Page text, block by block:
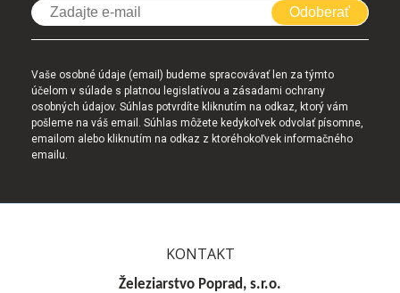
Odoberať
Vaše osobné údaje (email) budeme spracovávať len za týmto
účelom v súlade s platnou legislatívou a zásadami ochrany
osobných údajov. Súhlas potvrdíte kliknutím na odkaz, ktorý vám
pošleme na váš email. Súhlas môžete kedykoľvek odvolať písomne,
emailom alebo kliknutím na odkaz z ktoréhokoľvek informačného
emailu.
KONTAKT
Železiarstvo Poprad, s.r.o.